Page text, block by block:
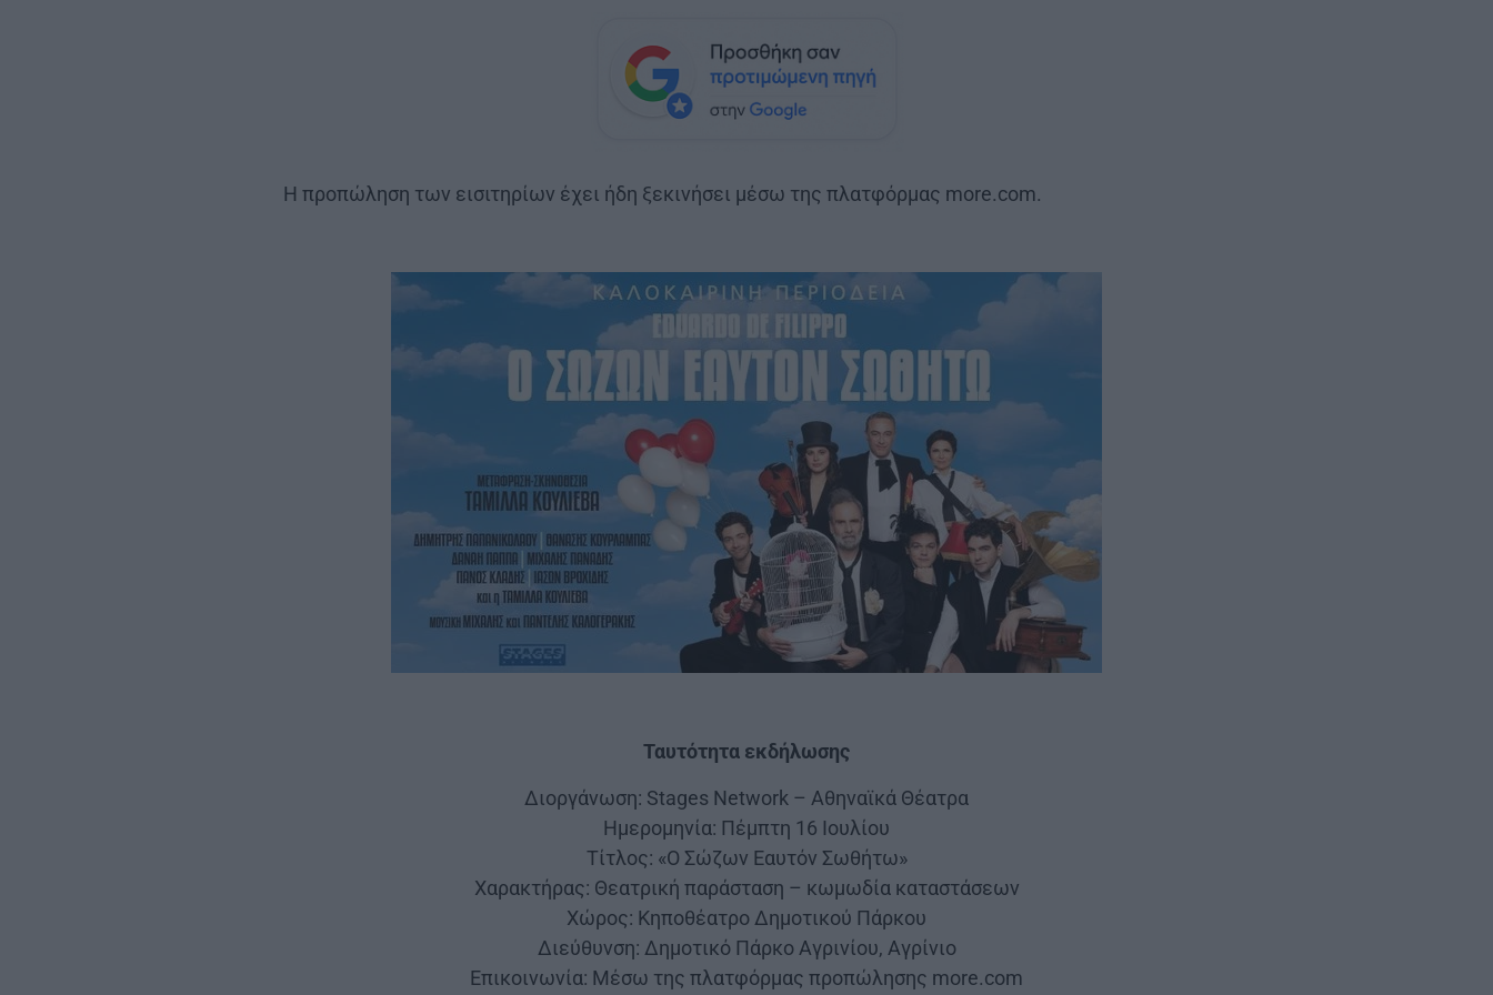
Η προπώληση των εισιτηρίων έχει ήδη ξεκινήσει μέσω της πλατφόρμας more.com.
Ταυτότητα εκδήλωσης
Διοργάνωση: Stages Network – Αθηναϊκά Θέατρα
Ημερομηνία: Πέμπτη 16 Ιουλίου
Τίτλος: «Ο Σώζων Εαυτόν Σωθήτω»
Χαρακτήρας: Θεατρική παράσταση – κωμωδία καταστάσεων
Χώρος: Κηποθέατρο Δημοτικού Πάρκου
Διεύθυνση: Δημοτικό Πάρκο Αγρινίου, Αγρίνιο
Επικοινωνία: Μέσω της πλατφόρμας προπώλησης more.com